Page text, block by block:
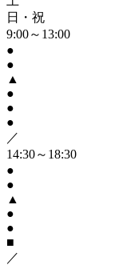
日・祝
9:00～13:00
●
●
▲
●
●
●
／
14:30～18:30
●
●
▲
●
●
■
／